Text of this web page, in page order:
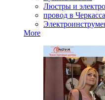
Люстры и
провод в
More